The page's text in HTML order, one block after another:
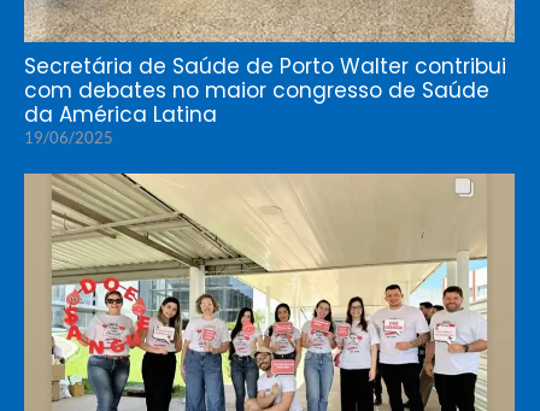
Secretária de Saúde de Porto Walter contribui
com debates no maior congresso de Saúde
da América Latina
19/06/2025